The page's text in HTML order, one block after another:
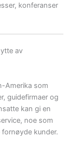
konferanser
av
Amerika som
guidefirmaer og
kan gi en
noe som
kunder.